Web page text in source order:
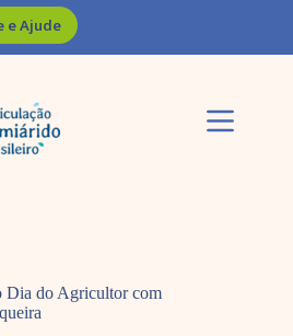
e Ajude
Dia do Agricultor com